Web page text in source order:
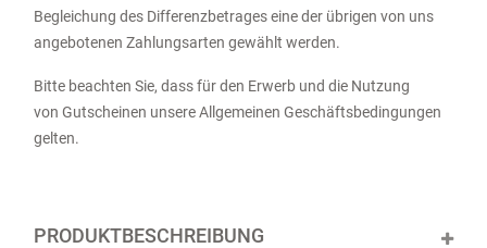
Begleichung des Differenzbetrages eine der übrigen von uns
angebotenen Zahlungsarten gewählt werden.
Bitte beachten Sie, dass für den Erwerb und die Nutzung
von Gutscheinen unsere Allgemeinen Geschäftsbedingungen
gelten.
PRODUKTBESCHREIBUNG